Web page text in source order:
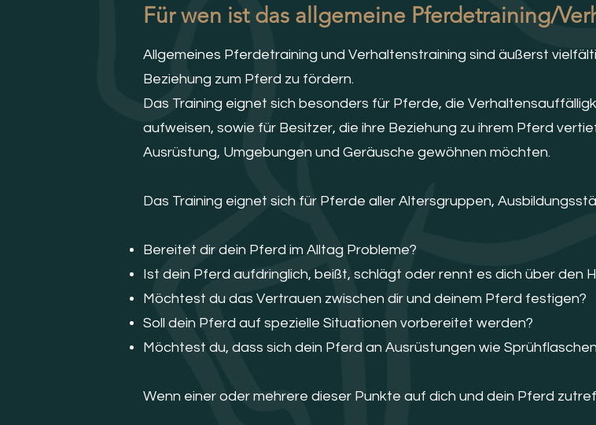
Für wen ist das allgemeine Pferdetraining/
Allgemeines Pferdetraining und Verhaltenstraining sind äußerst
Beziehung zum Pferd zu fördern.
Das Training eignet sich besonders für Pferde, die
aufweisen, sowie für Besitzer, die ihre Beziehung zu ihrem Pferd
Ausrüstung, Umgebungen und Geräusche gewöhnen möchten.
Das Training eignet sich für Pferde aller Altersgruppen,
Bereitet dir dein Pferd im Alltag Probleme?
Ist dein Pferd aufdringlich, beißt, schlägt oder rennt es dich über den
Möchtest du das Vertrauen zwischen dir und deinem Pferd festigen?
Soll dein Pferd auf spezielle Situationen vorbereitet werden?
Möchtest du, dass sich dein Pferd an Ausrüstungen wie
Wenn einer oder mehrere dieser Punkte auf dich und dein Pferd